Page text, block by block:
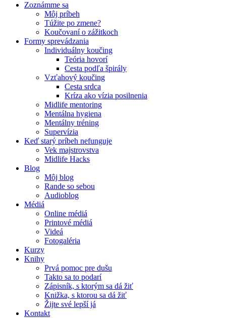
Zoznámme sa
Môj príbeh
Túžite po zmene?
Koučovaní o zážitkoch
Formy sprevádzania
Individuálny koučing
Teória hovorí
Cesta podľa špirály
Vzťahový koučing
Cesta srdca
Kríza ako vízia posilnenia
Midlife mentoring
Mentálna hygiena
Mentálny tréning
Supervízia
Keď starý príbeh nefunguje
Vek majstrovstva
Midlife Hacks
Blog
Môj blog
Rande so sebou
Audioblog
Médiá
Online médiá
Printové médiá
Videá
Fotogaléria
Kurzy
Knihy
Prvá pomoc pre dušu
Takto sa to podarí
Zápisník, s ktorým sa dá žiť
Knižka, s ktorou sa dá žiť
Žijte své lepší já
Kontakt